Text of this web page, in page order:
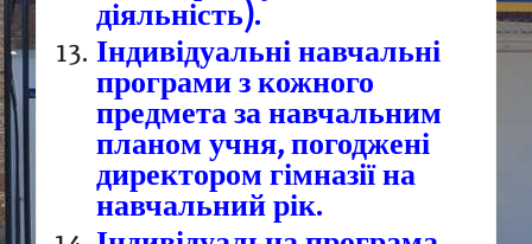
діяльність).
Індивідуальні навчальні
програми з кожного
предмета за навчальним
планом учня, погоджені
директором гімназії на
навчальний рік.